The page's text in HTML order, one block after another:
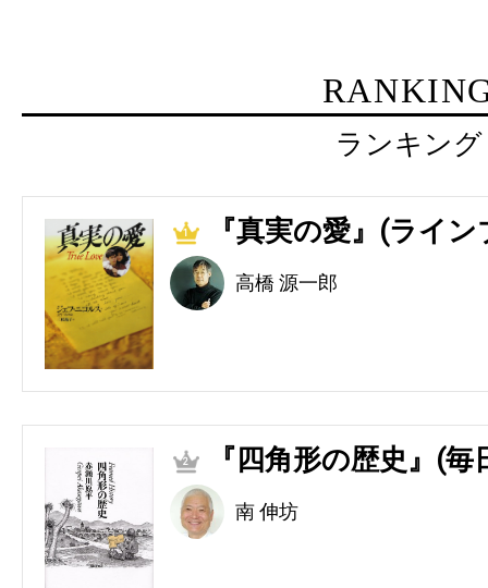
ランキング
1 『真実の愛』(ライ
高橋 源一郎
2 『四角形の歴史』(毎
南 伸坊